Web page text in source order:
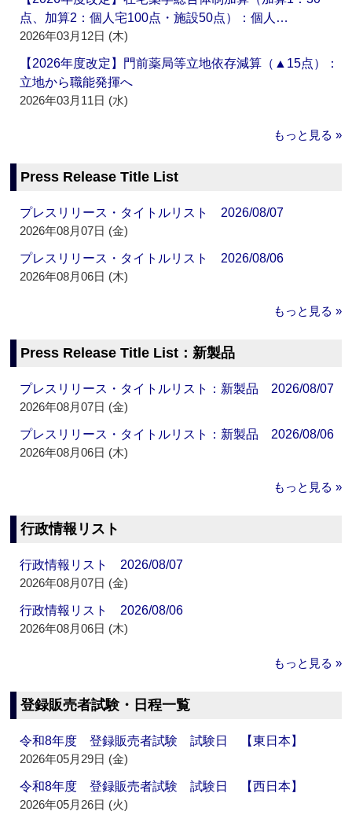
点、加算2：個人宅100点・施設50点）：個人…
2026年03月12日 (木)
【2026年度改定】門前薬局等立地依存減算（▲15点）：
立地から職能発揮へ
2026年03月11日 (水)
もっと見る »
Press Release Title List
プレスリリース・タイトルリスト 2026/08/07
2026年08月07日 (金)
プレスリリース・タイトルリスト 2026/08/06
2026年08月06日 (木)
もっと見る »
Press Release Title List：新製品
プレスリリース・タイトルリスト：新製品 2026/08/07
2026年08月07日 (金)
プレスリリース・タイトルリスト：新製品 2026/08/06
2026年08月06日 (木)
もっと見る »
行政情報リスト
行政情報リスト 2026/08/07
2026年08月07日 (金)
行政情報リスト 2026/08/06
2026年08月06日 (木)
もっと見る »
登録販売者試験・日程一覧
令和8年度 登録販売者試験 試験日 【東日本】
2026年05月29日 (金)
令和8年度 登録販売者試験 試験日 【西日本】
2026年05月26日 (火)